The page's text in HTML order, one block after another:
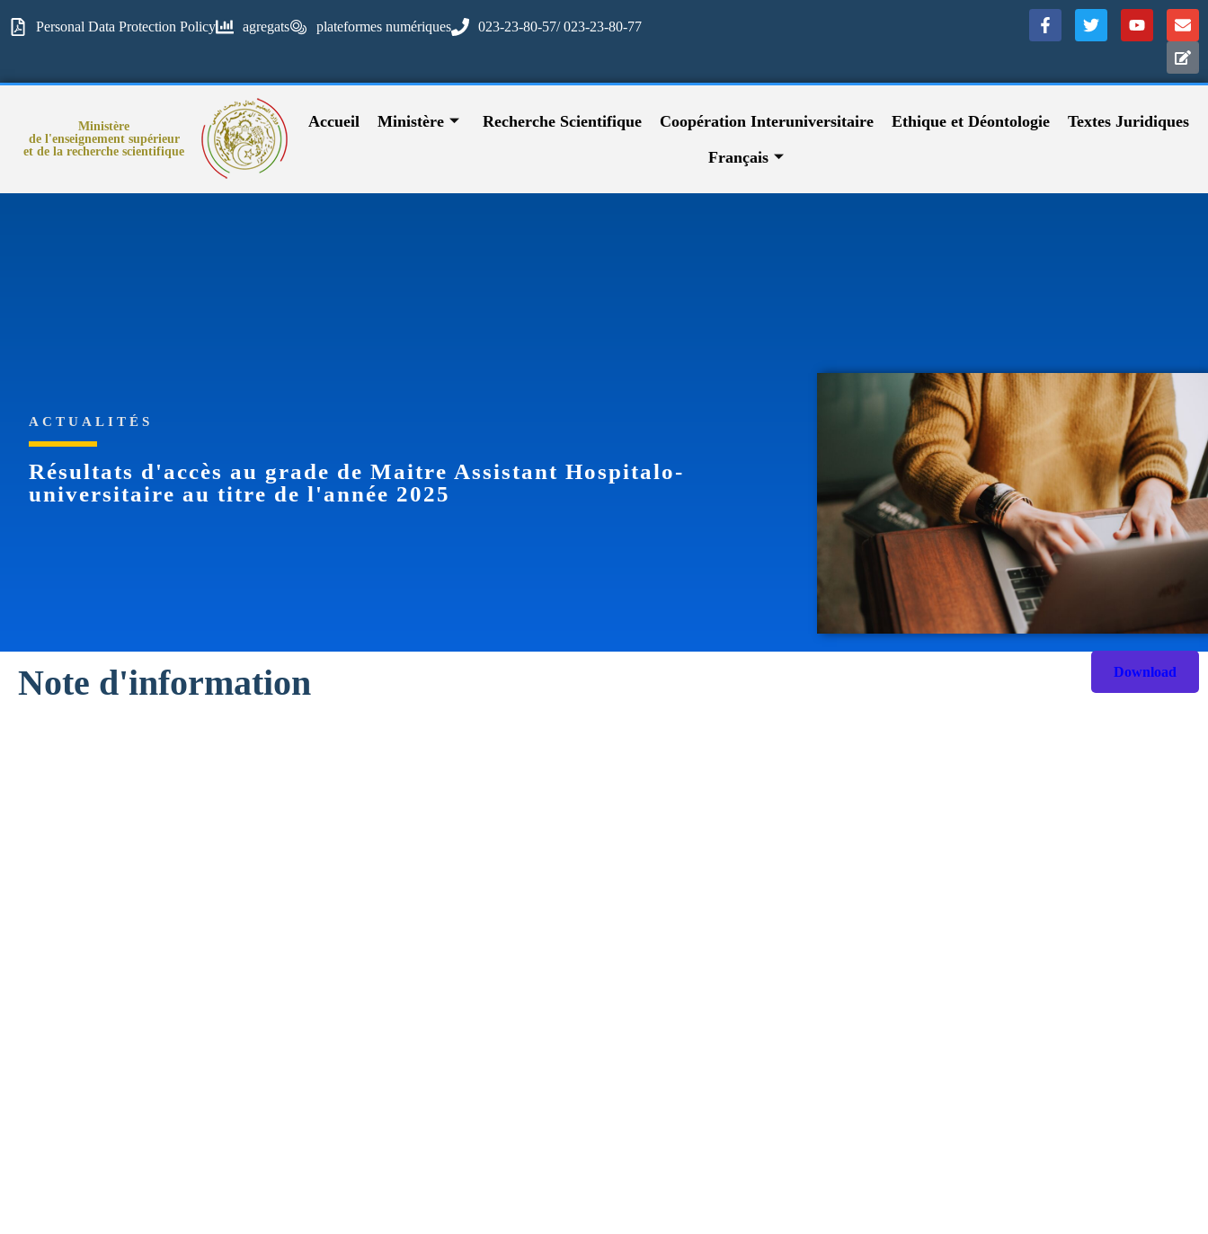
Personal Data Protection Policy agregats plateformes numériques 023-23-80-57/ 023-23-80-77
Ministère
de l'enseignement supérieur
et de la recherche scientifique
Accueil Ministère Recherche Scientifique Coopération Interuniversitaire Ethique et Déontologie
Textes Juridiques
Français
ACTUALITÉS
Résultats d'accès au grade de Maitre Assistant Hospitalo-
universitaire au titre de l'année 2025
Note d'information Download